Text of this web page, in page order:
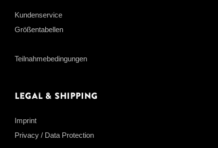
Kundenservice
Größentabellen
Teilnahmebedingungen
Legal & Shipping
Imprint
Privacy / Data Protection